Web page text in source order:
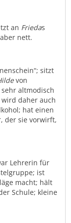
an Friedas
nett.
sitzt
von
altmodisch
daher auch
hat einen
der sie vorwirft,
Lehrerin für
ist
macht; hält
Schule; kleine